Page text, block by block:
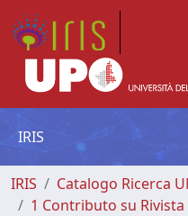
IRIS
IRIS
Catalogo Ricerca
1 Contributo su Rivista